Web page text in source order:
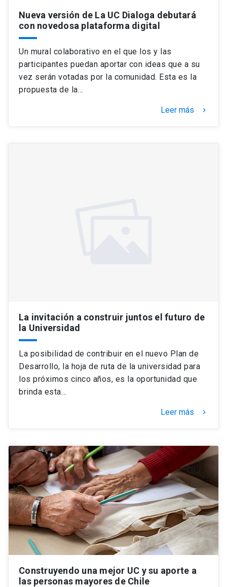
Nueva versión de La UC Dialoga debutará
con novedosa plataforma digital
Un mural colaborativo en el que los y las
participantes puedan aportar con ideas que a su
vez serán votadas por la comunidad. Esta es la
propuesta de la…
Leer más keyboard_arrow_right
La invitación a construir juntos el futuro de
la Universidad
La posibilidad de contribuir en el nuevo Plan de
Desarrollo, la hoja de ruta de la universidad para
los próximos cinco años, es la oportunidad que
brinda esta…
Leer más keyboard_arrow_right
Construyendo una mejor UC y su aporte a
las personas mayores de Chile